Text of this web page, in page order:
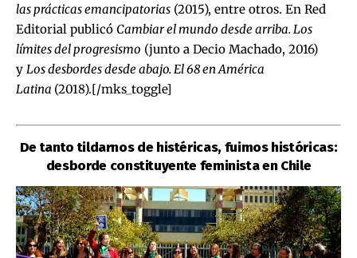
las prácticas emancipatorias (2015), entre otros. En Red
Editorial publicó Cambiar el mundo desde arriba. Los
límites del progresismo (junto a Decio Machado, 2016)
y Los desbordes desde abajo. El 68 en América
Latina (2018).[/mks_toggle]
De tanto tildarnos de histéricas, fuimos históricas:
desborde constituyente feminista en Chile